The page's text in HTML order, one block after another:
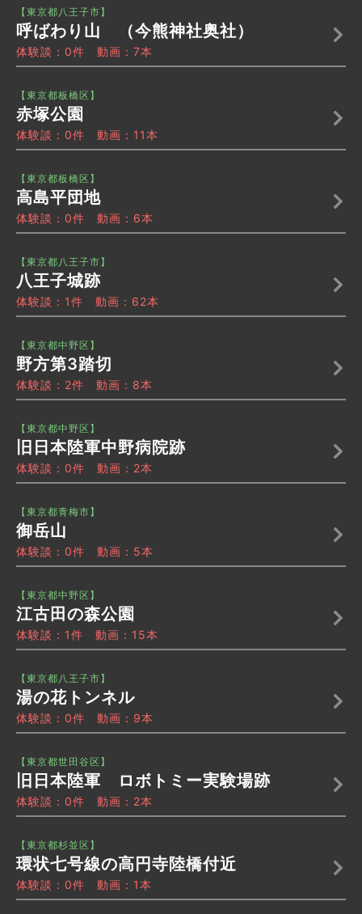
【東京都八王子市】
呼ばわり山 （今熊神社奥社）
体験談：0件 動画：7本
【東京都板橋区】
赤塚公園
体験談：0件 動画：11本
【東京都板橋区】
高島平団地
体験談：0件 動画：6本
【東京都八王子市】
八王子城跡
体験談：1件 動画：62本
【東京都中野区】
野方第3踏切
体験談：2件 動画：8本
【東京都中野区】
旧日本陸軍中野病院跡
体験談：0件 動画：2本
【東京都青梅市】
御岳山
体験談：0件 動画：5本
【東京都中野区】
江古田の森公園
体験談：1件 動画：15本
【東京都八王子市】
湯の花トンネル
体験談：0件 動画：9本
【東京都世田谷区】
旧日本陸軍 ロボトミー実験場跡
体験談：0件 動画：2本
【東京都杉並区】
環状七号線の高円寺陸橋付近
体験談：0件 動画：1本